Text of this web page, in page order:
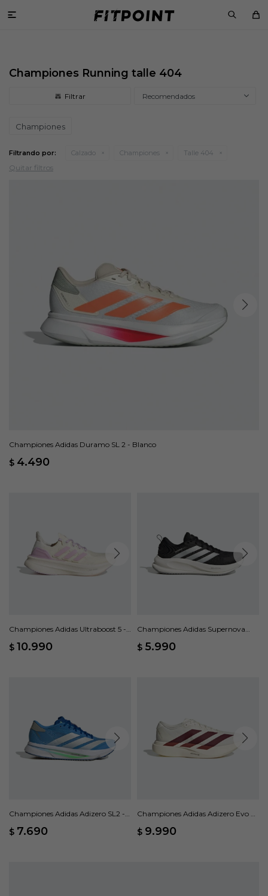

Championes Running talle 404
Recomendados
Championes
Filtrando por: Calzado Championes Talle 404
Quitar filtros
Championes Adidas Duramo SL 2 - Blanco
$ 4.490
Championes Adidas Ultraboost 5 -
$ 10.990
Championes Adidas Supernova
$ 5.990
Championes Adidas Adizero SL2 -
$ 7.690
Championes Adidas Adizero Evo SL
$ 9.990